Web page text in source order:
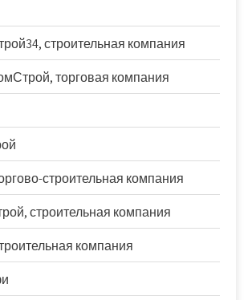
строительная компания
торговая компания
строительная компания
строительная компания
компания